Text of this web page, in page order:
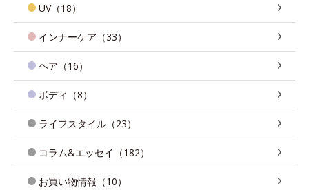
UV（18）
インナーケア（33）
ヘア（16）
ボディ（8）
ライフスタイル（23）
コラム&エッセイ（182）
お買い物情報（10）